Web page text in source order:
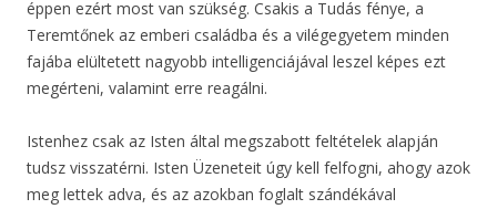
éppen ezért most van szükség. Csakis a Tudás fénye, a
Teremtőnek az emberi családba és a vilégegyetem minden
fajába elültetett nagyobb intelligenciájával leszel képes ezt
megérteni, valamint erre reagálni.
Istenhez csak az Isten által megszabott feltételek alapján
tudsz visszatérni. Isten Üzeneteit úgy kell felfogni, ahogy azok
meg lettek adva, és az azokban foglalt szándékával